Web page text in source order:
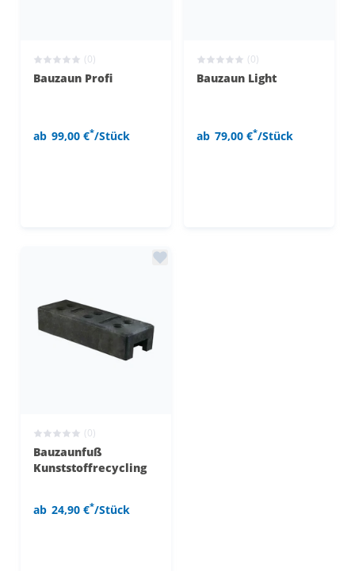
(0)
Bauzaun Profi
ab 99,00 €*/Stück
(0)
Bauzaun Light
ab 79,00 €*/Stück
(0)
Bauzaunfuß
Kunststoffrecycling
ab 24,90 €*/Stück